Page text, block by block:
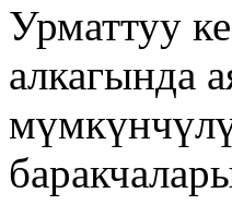
Урматтуу
алкагында